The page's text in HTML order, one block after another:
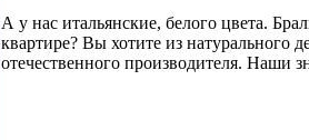
А у нас итальянские, белого цвета.
квартире? Вы хотите из натурального
отечественного производителя. Наши